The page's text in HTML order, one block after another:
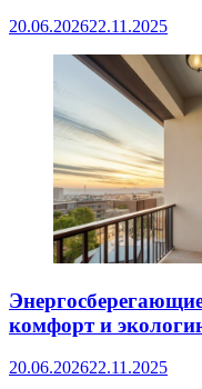
20.06.202622.11.2025
комфорт и
20.06.202622.11.2025